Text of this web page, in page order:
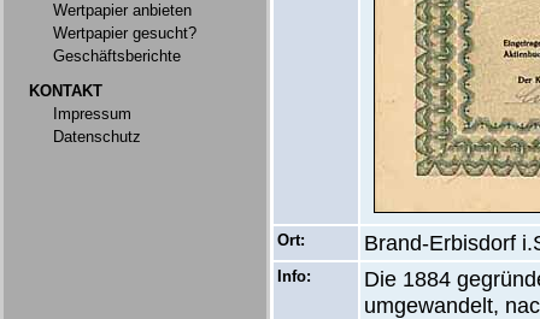
Wertpapier anbieten
Wertpapier gesucht?
Geschäftsberichte
KONTAKT
Impressum
Datenschutz
Ort: Brand-Erbisdorf
Info:
Die 1884
umgewandelt,